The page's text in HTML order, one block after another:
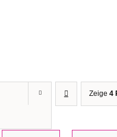
Zeige 4
IN